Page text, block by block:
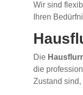
Wir sind
Ihren
Die
die
Zustand